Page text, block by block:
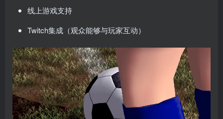
线上游戏支持
Twitch集成（观众能够与玩家互动）